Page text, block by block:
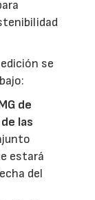
se
de
las
estará
del